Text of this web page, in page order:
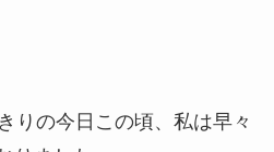
りの今日この頃、私は早々